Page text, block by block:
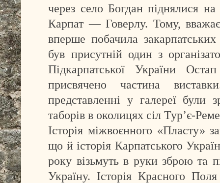
через село Богдан піднялися
Карпат — Говерлу. Тому,
вперше побачила
був присутній один з
Підкарпатської України
присвячено частина
представленні у галереї були
таборів в околицях сіл Тур’є-
Історія міжвоєнного «Пласту»
що й історія Карпатського
року візьмуть в руки зброю та
Україну. Історія Красного